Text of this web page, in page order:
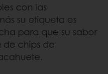
con las
su etiqueta es
para que su sabor
chips de